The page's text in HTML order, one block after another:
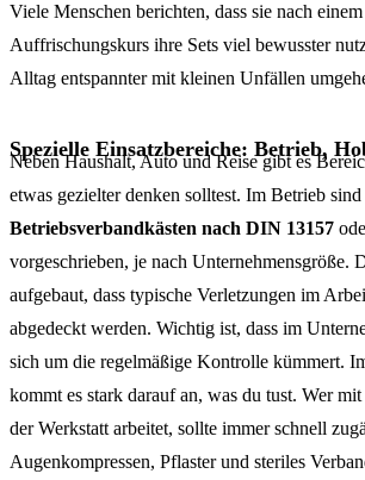
Viele Menschen berichten, dass sie nach
Auffrischungskurs ihre Sets viel bewusster
Alltag entspannter mit kleinen Unfällen
Spezielle Einsatzbereiche: Betrieb,
Neben Haushalt, Auto und Reise gibt es
etwas gezielter denken solltest. Im Betrieb
Betriebsverbandkästen nach DIN 13157
vorgeschrieben, je nach Unternehmensgröße.
aufgebaut, dass typische Verletzungen im
abgedeckt werden. Wichtig ist, dass im
sich um die regelmäßige Kontrolle kümmert.
kommt es stark darauf an, was du tust. Wer
der Werkstatt arbeitet, sollte immer schnell
Augenkompressen, Pflaster und steriles